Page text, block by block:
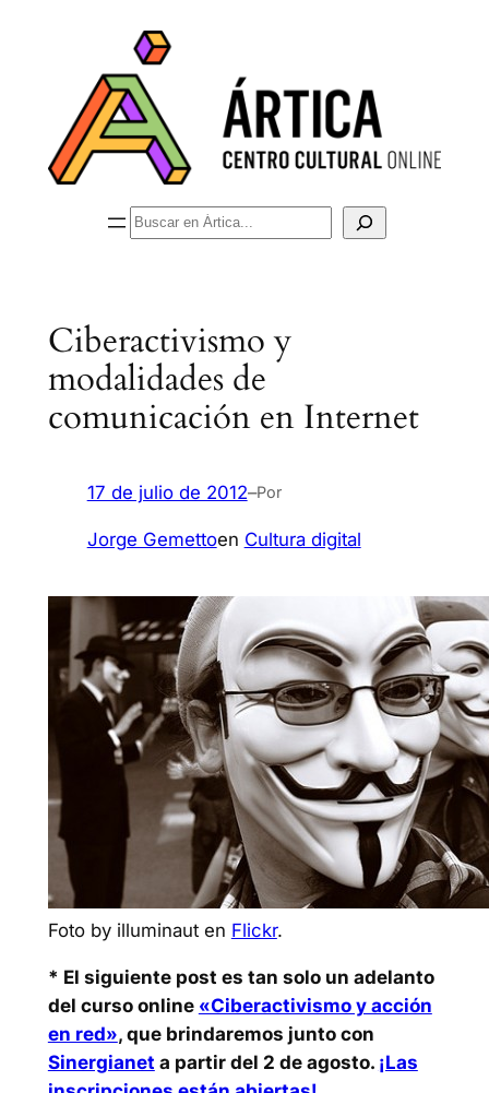
Buscar
Ciberactivismo y
modalidades de
comunicación en Internet
17 de julio de 2012–Por
Jorge Gemettoen Cultura digital
Foto by illuminaut en Flickr.
* El siguiente post es tan solo un adelanto
del curso online «Ciberactivismo y acción
en red», que brindaremos junto con
Sinergianet a partir del 2 de agosto. ¡Las